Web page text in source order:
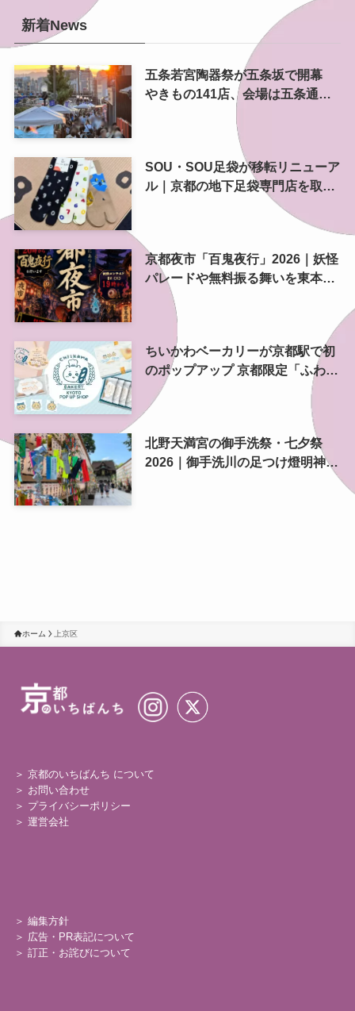
新着News
五条若宮陶器祭が五条坂で開幕
やきもの141店、会場は五条通の
SOU・SOU足袋が移転リニューア
ル｜京都の地下足袋専門店を取
材、人気商品や京都土産も紹介
京都夜市「百鬼夜行」2026｜妖怪
パレードや無料振る舞いを東本願
寺前で開催
ちいかわベーカリーが京都駅で初
のポップアップ 京都限定「ふわふ
わおたべキャラメル」も、8月13
日から
北野天満宮の御手洗祭・七夕祭
2026｜御手洗川の足つけ燈明神事
ホーム 上京区
＞ 京都のいちばんち について
＞ お問い合わせ
＞ プライバシーポリシー
＞ 運営会社
＞ 編集方針
＞ 広告・PR表記について
＞ 訂正・お詫びについて